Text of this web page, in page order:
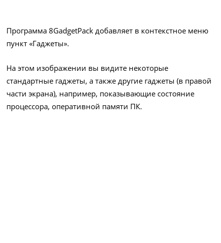
Программа 8GadgetPack добавляет в контекстное меню
пункт «Гаджеты».
На этом изображении вы видите некоторые
стандартные гаджеты, а также другие гаджеты (в правой
части экрана), например, показывающие состояние
процессора, оперативной памяти ПК.